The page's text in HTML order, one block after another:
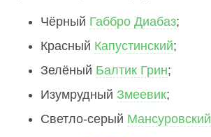
Чёрный Габбро Диабаз;
Красный Капустинский;
Зелёный Балтик Грин;
Изумрудный Змеевик;
Светло-серый Мансуровский